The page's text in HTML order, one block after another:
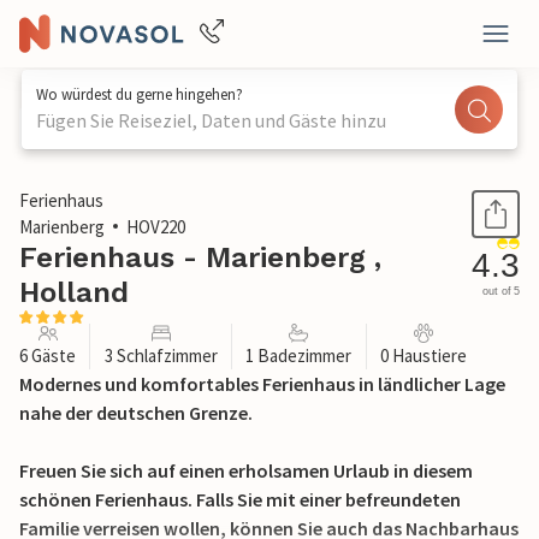
Wo würdest du gerne hingehen?
Fügen Sie Reiseziel, Daten und Gäste hinzu
1 / 28
Ferienhaus
Marienberg
HOV220
Ferienhaus - Marienberg ,
Holland
4.3
out of 5
6 Gäste 3 Schlafzimmer 1 Badezimmer 0 Haustiere
Modernes und komfortables Ferienhaus in ländlicher Lage
nahe der deutschen Grenze.
Freuen Sie sich auf einen erholsamen Urlaub in diesem
schönen Ferienhaus. Falls Sie mit einer befreundeten
Familie verreisen wollen, können Sie auch das Nachbarhaus